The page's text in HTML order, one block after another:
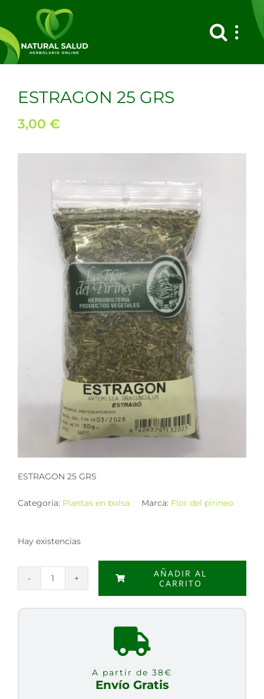
contenido
ESTRAGON 25 GRS
3,00 €
ESTRAGON 25 GRS
Categoría: Plantas en bolsa Marca: Flor del pirineo
Hay existencias
ESTRAGON
AÑADIR AL
CARRITO
A partir de 38€
Envío Gratis